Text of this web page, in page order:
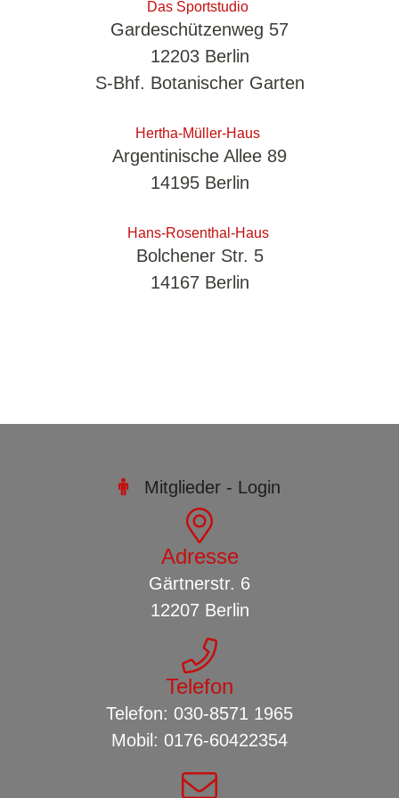
KMS FOR TEENS
TACTICS & PROTECTION
WORKSHOP - MESSERABWEHR
BOXCAMP - WORKSHOP
KMS OFFICE DEFENCE
KMS AUSBILDUNG
KURSPLAN
PERSONALTRAINING
KONTAKT
Das Sportstudio
Gardeschützenweg 57
12203 Berlin
S-Bhf. Botanischer Garten
Hertha-Müller-Haus
Argentinische Allee 89
14195 Berlin
Hans-Rosenthal-Haus
Bolchener Str. 5
14167 Berlin
 Mitglieder - Login
Adresse
Gärtnerstr. 6
12207 Berlin
Telefon
Telefon: 030-8571 1965
Mobil: 0176-60422354